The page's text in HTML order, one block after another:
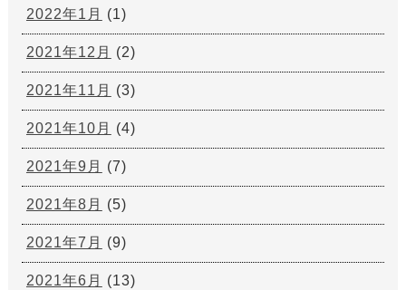
2022年1月 (1)
2021年12月 (2)
2021年11月 (3)
2021年10月 (4)
2021年9月 (7)
2021年8月 (5)
2021年7月 (9)
2021年6月 (13)